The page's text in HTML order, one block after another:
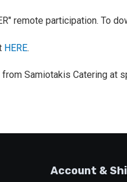
remote participation. To
HERE.
Samiotakis Catering at
Account &